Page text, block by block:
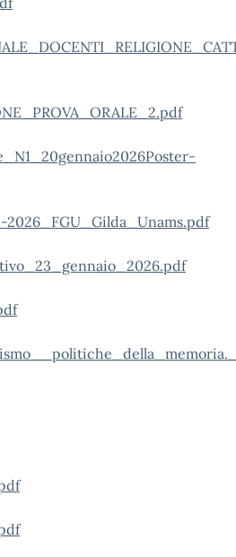
2026_FGU_Gilda_Unams.pdf